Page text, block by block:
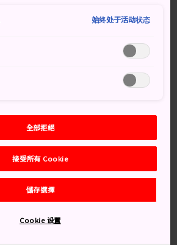
在海外可能不是那麼家喻戶曉，但
賞櫻的經典景點。河口湖有著迷人的
田市則有著知名的地標：忠靈塔，其
中被大力推薦。這二處的櫻花，通常
開。
始终处于活动状态
全部拒絕
接受所有 Cookie
儲存選擇
Cookie 设置